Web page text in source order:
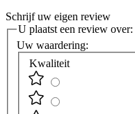
Schrijf uw eigen review
U plaatst een review over:
Uw waardering:
Kwaliteit